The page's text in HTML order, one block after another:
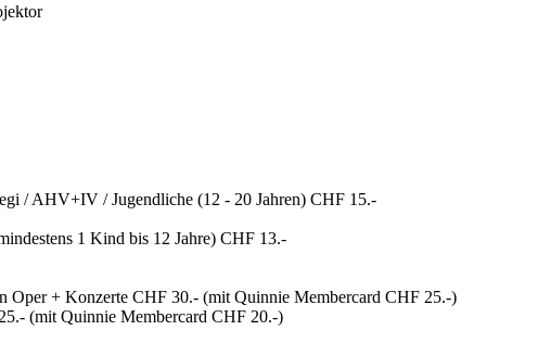
/ AHV+IV / Jugendliche (12 - 20 Jahren) CHF 15.-
1 Kind bis 12 Jahre) CHF 13.-
Oper + Konzerte CHF 30.- (mit Quinnie Membercard CHF 25.-)
(mit Quinnie Membercard CHF 20.-)